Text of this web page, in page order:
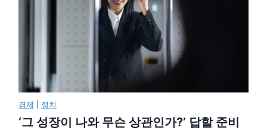
경제 정치
‘그 성장이 나와 무슨 상관인가?’ 답할 준비